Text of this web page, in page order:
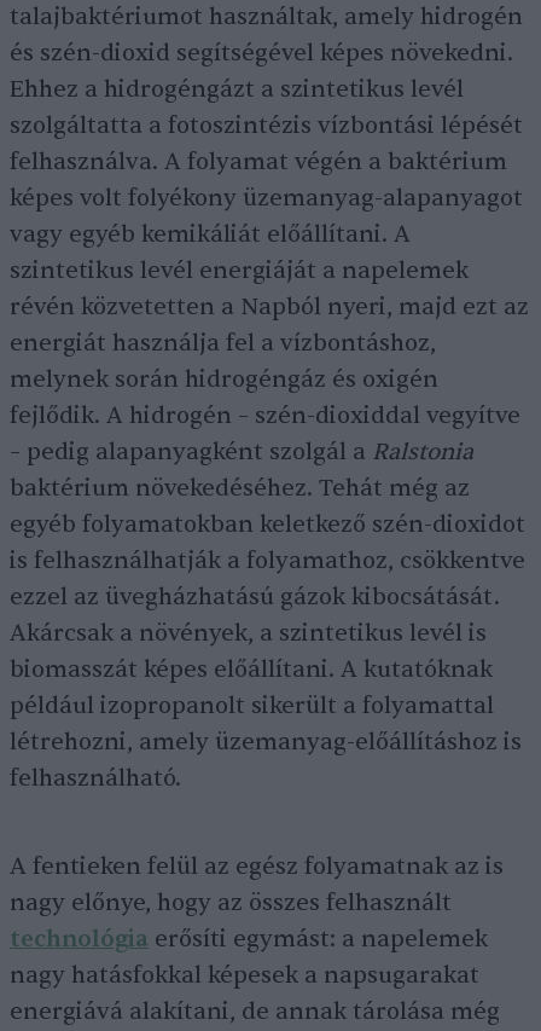
talajbaktériumot használtak, amely hidrogén
és szén-dioxid segítségével képes növekedni.
Ehhez a hidrogéngázt a szintetikus levél
szolgáltatta a fotoszintézis vízbontási lépését
felhasználva. A folyamat végén a baktérium
képes volt folyékony üzemanyag-alapanyagot
vagy egyéb kemikáliát előállítani. A
szintetikus levél energiáját a napelemek
révén közvetetten a Napból nyeri, majd ezt az
energiát használja fel a vízbontáshoz,
melynek során hidrogéngáz és oxigén
fejlődik. A hidrogén – szén-dioxiddal vegyítve
– pedig alapanyagként szolgál a Ralstonia
baktérium növekedéséhez. Tehát még az
egyéb folyamatokban keletkező szén-dioxidot
is felhasználhatják a folyamathoz, csökkentve
ezzel az üvegházhatású gázok kibocsátását.
Akárcsak a növények, a szintetikus levél is
biomasszát képes előállítani. A kutatóknak
például izopropanolt sikerült a folyamattal
létrehozni, amely üzemanyag-előállításhoz is
felhasználható.
A fentieken felül az egész folyamatnak az is
nagy előnye, hogy az összes felhasznált
technológia erősíti egymást: a napelemek
nagy hatásfokkal képesek a napsugarakat
energiává alakítani, de annak tárolása még